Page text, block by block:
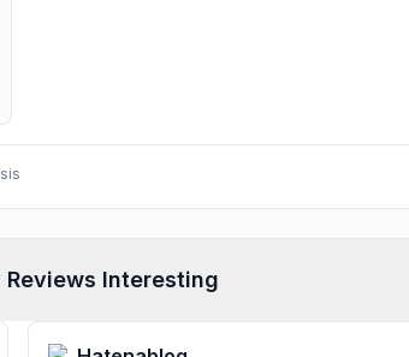
Reviews Interesting